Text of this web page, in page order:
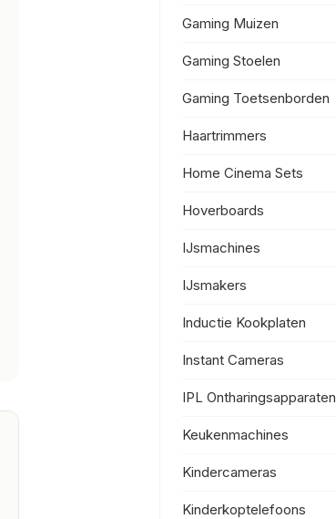
Gaming Muizen
Gaming Stoelen
Gaming Toetsenborden
Haartrimmers
Home Cinema Sets
Hoverboards
IJsmachines
IJsmakers
Inductie Kookplaten
Instant Cameras
IPL Ontharingsapparaten
Keukenmachines
Kindercameras
Kinderkoptelefoons